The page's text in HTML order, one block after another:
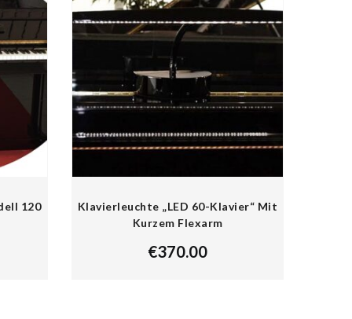
120
Klavierleuchte „LED 60-Klavier“ Mit
Kurzem Flexarm
€370.00